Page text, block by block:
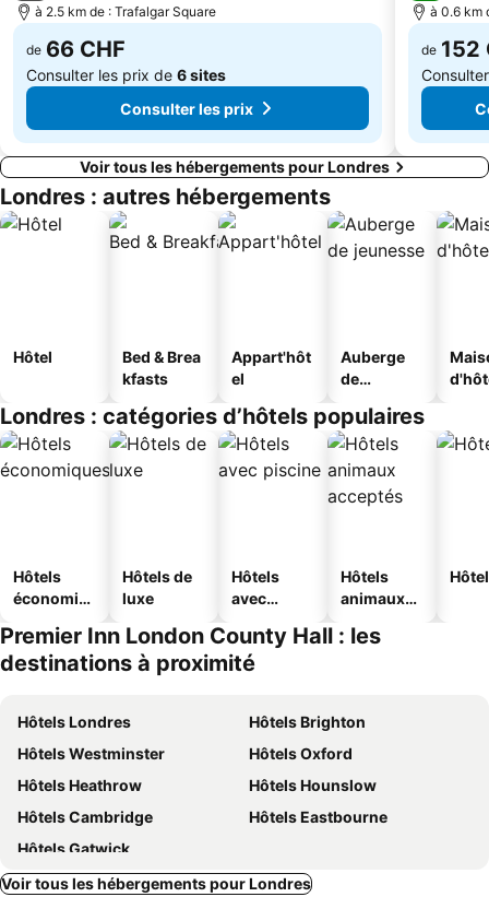
Chelsea
à 2.5 km de : Trafalgar Square
de 66 CHF
Consulter les prix de 6 sites
Consulter les prix
à 0.6 km
de 152
Voir tous les hébergements pour Londres
Londres : autres hébergements
Hôtel
Bed & Brea
kfasts
Appart'hôt
el
Auberge
de
Londres : catégories d’hôtels populaires
Hôtels
économiq
Hôtels de
luxe
Hôtels
avec
Hôtels
animaux
Premier Inn London County Hall : les
destinations à proximité
Hôtels Londres
Hôtels Brighton
Hôtels Westminster
Hôtels Oxford
Hôtels Heathrow
Hôtels Hounslow
Hôtels Cambridge
Hôtels Eastbourne
Hôtels Gatwick
Voir tous les hébergements pour Londres